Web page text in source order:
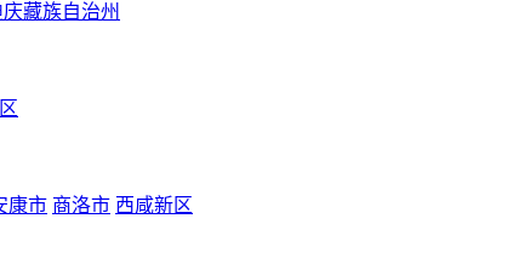
藏族自治州
康市 商洛市 西咸新区